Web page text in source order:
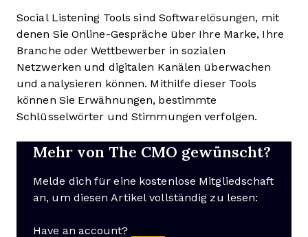
Social Listening Tools sind Softwarelösungen, mit
denen Sie Online-Gespräche über Ihre Marke, Ihre
Branche oder Wettbewerber in sozialen
Netzwerken und digitalen Kanälen überwachen
und analysieren können. Mithilfe dieser Tools
können Sie Erwähnungen, bestimmte
Schlüsselwörter und Stimmungen verfolgen.
Mehr von The CMO gewünscht?
Melde dich für eine kostenlose Mitgliedschaft
an, um diesen Artikel vollständig zu lesen:
Have an account? Log In